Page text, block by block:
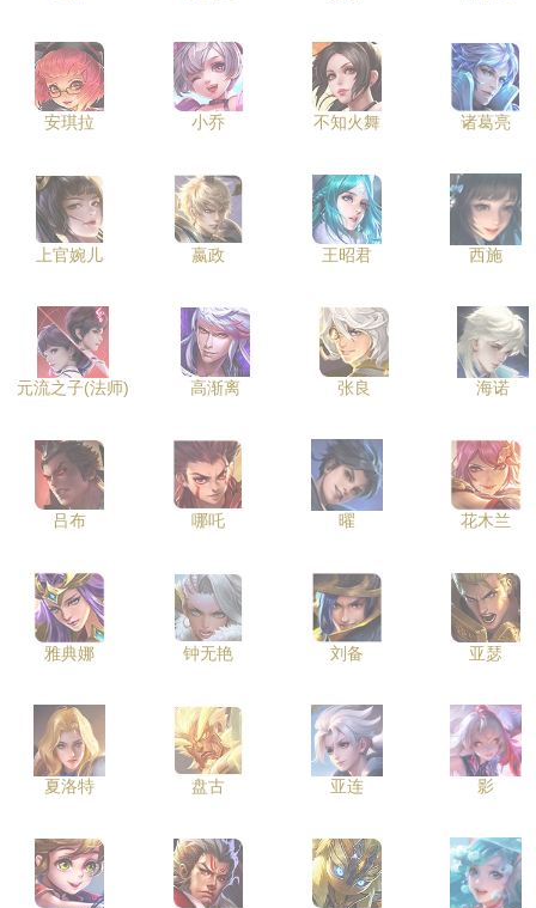
安琪拉 小乔 不知火舞 诸葛亮
上官婉儿 嬴政 王昭君 西施
元流之子(法师) 高渐离 张良 海诺
吕布 哪吒 曜 花木兰
雅典娜 钟无艳 刘备 亚瑟
夏洛特 盘古 亚连 影